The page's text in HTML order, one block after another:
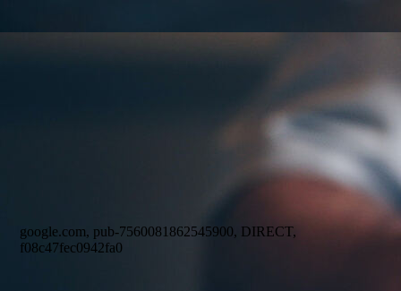
google.com, pub-7560081862545900, DIRECT,
f08c47fec0942fa0